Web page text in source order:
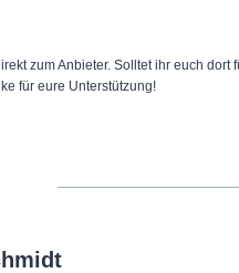
zum Anbieter. Solltet ihr euch dort
für eure Unterstützung!